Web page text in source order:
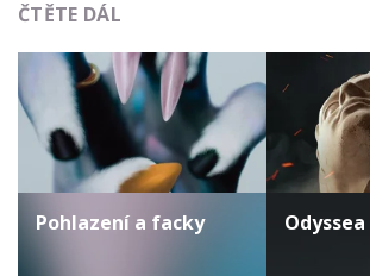
ČTĚTE DÁL
Pohlazení a facky